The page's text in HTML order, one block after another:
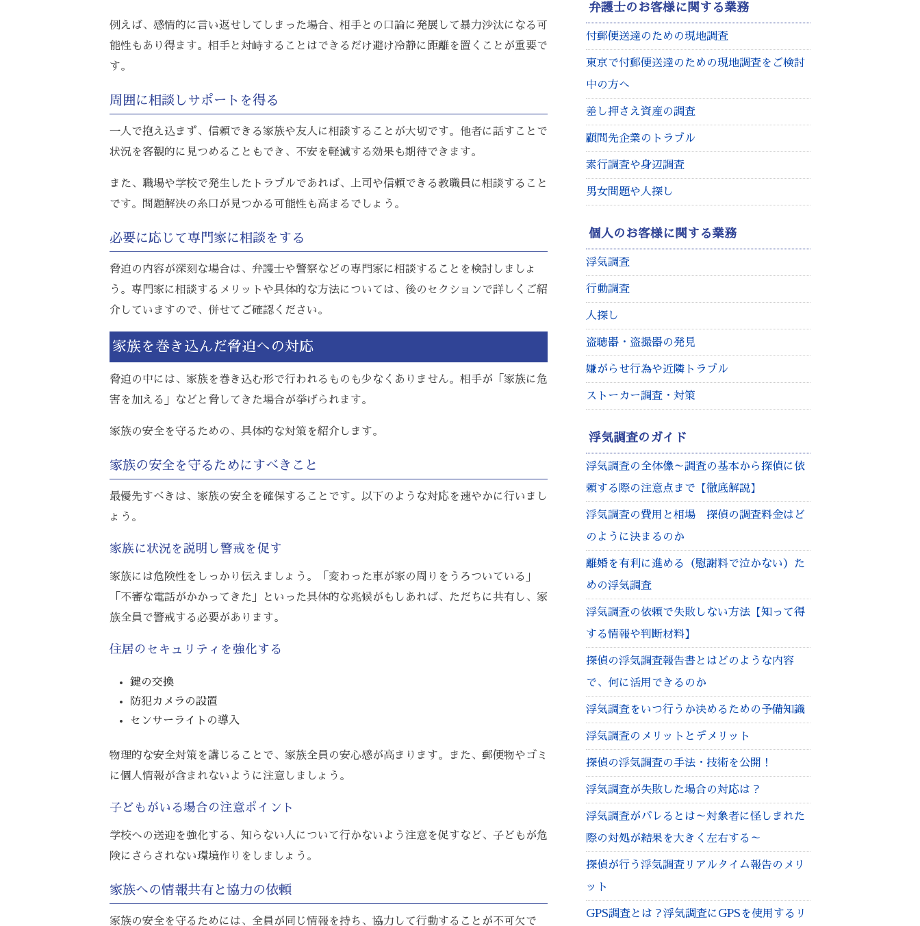
例えば、感情的に言い返せしてしまった場合、相手との口論に発展して暴力沙汰になる可
能性もあり得ます。相手と対峙することはできるだけ避け冷静に距離を置くことが重要で
す。
周囲に相談しサポートを得る
一人で抱え込まず、信頼できる家族や友人に相談することが大切です。他者に話すことで
状況を客観的に見つめることもでき、不安を軽減する効果も期待できます。
また、職場や学校で発生したトラブルであれば、上司や信頼できる教職員に相談すること
です。問題解決の糸口が見つかる可能性も高まるでしょう。
必要に応じて専門家に相談をする
脅迫の内容が深刻な場合は、弁護士や警察などの専門家に相談することを検討しましょ
う。専門家に相談するメリットや具体的な方法については、後のセクションで詳しくご紹
介していますので、併せてご確認ください。
家族を巻き込んだ脅迫への対応
脅迫の中には、家族を巻き込む形で行われるものも少なくありません。相手が「家族に危
害を加える」などと脅してきた場合が挙げられます。
家族の安全を守るための、具体的な対策を紹介します。
家族の安全を守るためにすべきこと
最優先すべきは、家族の安全を確保することです。以下のような対応を速やかに行いまし
ょう。
家族に状況を説明し警戒を促す
家族には危険性をしっかり伝えましょう。「変わった車が家の周りをうろついている」
「不審な電話がかかってきた」といった具体的な兆候がもしあれば、ただちに共有し、家
族全員で警戒する必要があります。
住居のセキュリティを強化する
鍵の交換
防犯カメラの設置
センサーライトの導入
物理的な安全対策を講じることで、家族全員の安心感が高まります。また、郵便物やゴミ
に個人情報が含まれないように注意しましょう。
子どもがいる場合の注意ポイント
学校への送迎を強化する、知らない人について行かないよう注意を促すなど、子どもが危
険にさらされない環境作りをしましょう。
家族への情報共有と協力の依頼
家族の安全を守るためには、全員が同じ情報を持ち、協力して行動することが不可欠で
弁護士のお客様に関する業務
付郵便送達のための現地調査
東京で付郵便送達のための現地調査をご検討
中の方へ
差し押さえ資産の調査
顧問先企業のトラブル
素行調査や身辺調査
男女問題や人探し
個人のお客様に関する業務
浮気調査
行動調査
人探し
盗聴器・盗撮器の発見
嫌がらせ行為や近隣トラブル
ストーカー調査・対策
浮気調査のガイド
浮気調査の全体像～調査の基本から探偵に依
頼する際の注意点まで【徹底解説】
浮気調査の費用と相場 探偵の調査料金はど
のように決まるのか
離婚を有利に進める（慰謝料で泣かない）た
めの浮気調査
浮気調査の依頼で失敗しない方法【知って得
する情報や判断材料】
探偵の浮気調査報告書とはどのような内容
で、何に活用できるのか
浮気調査をいつ行うか決めるための予備知識
浮気調査のメリットとデメリット
探偵の浮気調査の手法・技術を公開！
浮気調査が失敗した場合の対応は？
浮気調査がバレるとは～対象者に怪しまれた
際の対処が結果を大きく左右する～
探偵が行う浮気調査リアルタイム報告のメリ
ット
GPS調査とは？浮気調査にGPSを使用するリ